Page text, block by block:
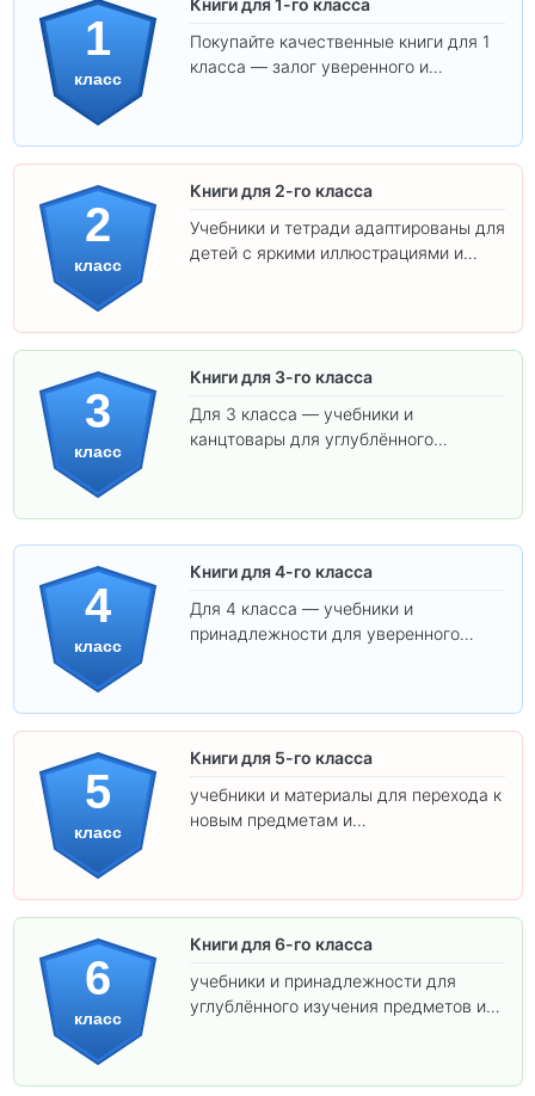
1
класс
Книги для 1-го класса
Покупайте качественные книги для 1
класса — залог уверенного и
2
класс
Книги для 2-го класса
Учебники и тетради адаптированы для
детей с яркими иллюстрациями и
3
класс
Книги для 3-го класса
Для 3 класса — учебники и
канцтовары для углублённого
4
класс
Книги для 4-го класса
Для 4 класса — учебники и
принадлежности для уверенного
5
класс
Книги для 5-го класса
учебники и материалы для перехода к
новым предметам и
6
класс
Книги для 6-го класса
учебники и принадлежности для
углублённого изучения предметов и